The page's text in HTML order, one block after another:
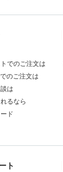
でのご注文は
のご注文は
は
るなら
ド
ト